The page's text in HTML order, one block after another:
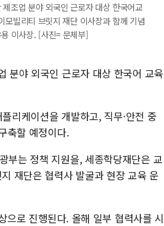
조업 분야 외국인 근로자 대상 한국어교
빌리티 브릿지 재단 이사장과 함께 기념
이사장. [사진= 문체부]
분야 외국인 근로자 대상 한국어 교육
리케이션을 개발하고, 직무·안전 중
축할 예정이다.
부는 정책 지원을, 세종학당재단은 교
재단은 협력사 발굴과 현장 교육 운
으로 진행된다. 올해 일부 협력사를 시